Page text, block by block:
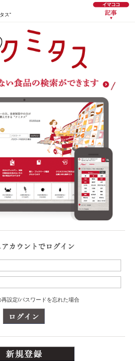
ス”
再設定/パスワードを忘れた場合